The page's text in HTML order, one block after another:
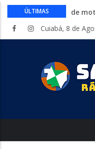
ÚLTIMAS
Mato
Cuiabá, 8 de